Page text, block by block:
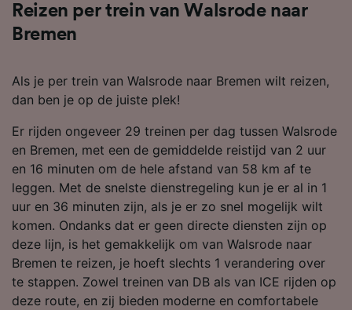
Reizen per trein van Walsrode naar
Bremen
Als je per trein van Walsrode naar Bremen wilt reizen,
dan ben je op de juiste plek!
Er rijden ongeveer 29 treinen per dag tussen Walsrode
en Bremen, met een de gemiddelde reistijd van 2 uur
en 16 minuten om de hele afstand van 58 km af te
leggen. Met de snelste dienstregeling kun je er al in 1
uur en 36 minuten zijn, als je er zo snel mogelijk wilt
komen. Ondanks dat er geen directe diensten zijn op
deze lijn, is het gemakkelijk om van Walsrode naar
Bremen te reizen, je hoeft slechts 1 verandering over
te stappen. Zowel treinen van DB als van ICE rijden op
deze route, en zij bieden moderne en comfortabele